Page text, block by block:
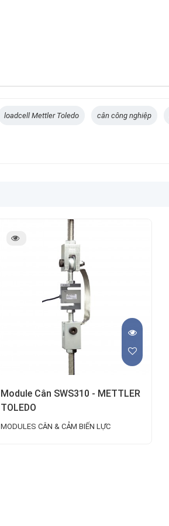
loadcell Mettler Toledo cân công nghiệp
Module Cân SWS310 - METTLER
TOLEDO
MODULES CÂN & CẢM BIẾN LỰC